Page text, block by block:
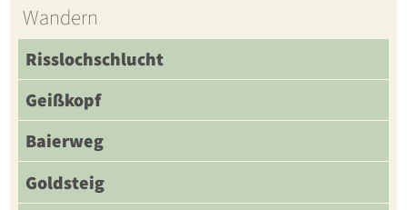
Wandern
Risslochschlucht
Geißkopf
Baierweg
Goldsteig